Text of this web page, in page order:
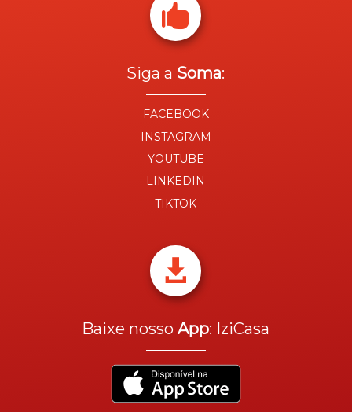

Siga a Soma:
FACEBOOK
INSTAGRAM
YOUTUBE
LINKEDIN
TIKTOK

Baixe nossoApp: IziCasa